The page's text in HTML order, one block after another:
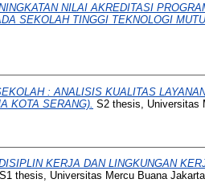
NILAI AKREDITASI
SEKOLAH TINGGI TEKNOLOGI
: ANALISIS KUALITAS
KOTA SERANG). S2 thesis, Universitas
KERJA DAN LINGKUNGAN
S1 thesis, Universitas Mercu Buana